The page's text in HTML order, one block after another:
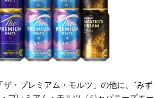
ザ・プレミアム・モルツ」の他に、"みず